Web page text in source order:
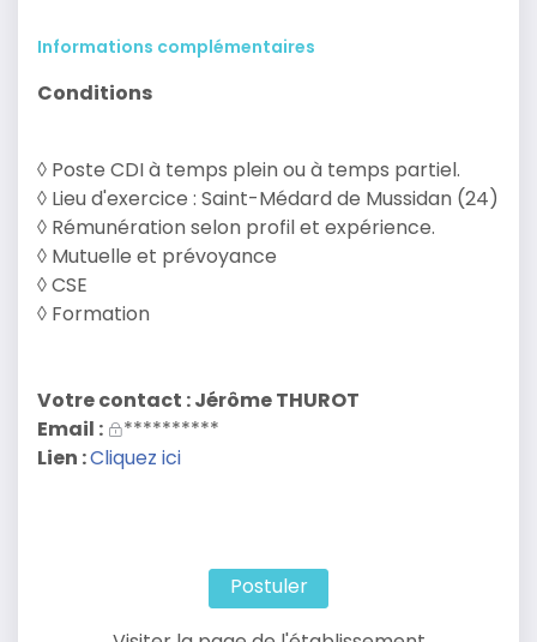
Informations complémentaires
Conditions
◊ Poste CDI à temps plein ou à temps partiel.
◊ Lieu d'exercice : Saint-Médard de Mussidan (24)
◊ Rémunération selon profil et expérience.
◊ Mutuelle et prévoyance
◊ CSE
◊ Formation
Votre contact : Jérôme THUROT
Email :
**********
Lien :Cliquez ici
Postuler